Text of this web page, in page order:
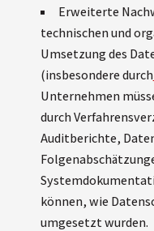
Erweiterte
technischen und
Umsetzung des
(insbesondere durch
Unternehmen
durch
Auditberichte,
können, wie
umgesetzt wurden.